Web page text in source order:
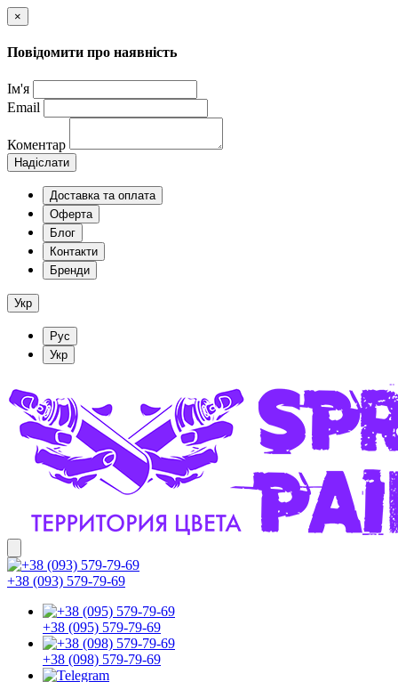
×
Повідомити про наявність
Ім'я
Email
Коментар
Надіслати
Доставка та оплата
Оферта
Блог
Контакти
Бренди
Укр
Рус
Укр
+38 (093) 579-79-69
+38 (095) 579-79-69
+38 (098) 579-79-69